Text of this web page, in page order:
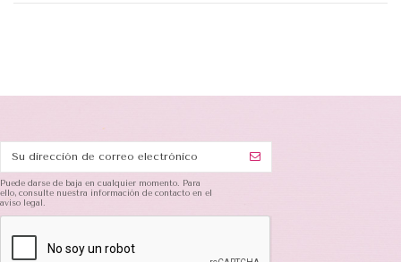
Puede darse de baja en cualquier momento. Para
ello, consulte nuestra información de contacto en el
aviso legal.